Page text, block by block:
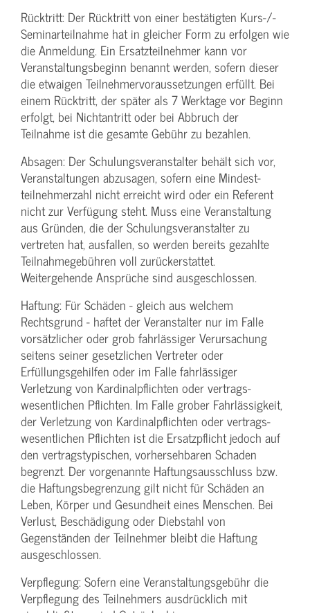
Rücktritt: Der Rücktritt von einer bestätigten Kurs-/­
Seminarteilnahme hat in gleicher Form zu erfolgen wie
die Anmeldung. Ein Ersatzteilnehmer kann vor
Veranstaltungs­beginn benannt werden, sofern dieser
die etwaigen Teilnehmer­voraussetzungen erfüllt. Bei
einem Rücktritt, der später als 7 Werktage vor Beginn
erfolgt, bei Nichtantritt oder bei Abbruch der
Teilnahme ist die gesamte Gebühr zu bezahlen.
Absagen: Der Schulungs­veranstalter behält sich vor,
Veranstaltungen abzusagen, sofern eine Mindest­
teilnehmerzahl nicht erreicht wird oder ein Referent
nicht zur Verfügung steht. Muss eine Veranstaltung
aus Gründen, die der Schulungs­veranstalter zu
vertreten hat, ausfallen, so werden bereits gezahlte
Teilnahme­gebühren voll zurückerstattet.
Weitergehende Ansprüche sind ausgeschlossen.
Haftung: Für Schäden - gleich aus welchem
Rechtsgrund - haftet der Veranstalter nur im Falle
vorsätzlicher oder grob fahrlässiger Verursachung
seitens seiner gesetzlichen Vertreter oder
Erfüllungsgehilfen oder im Falle fahrlässiger
Verletzung von Kardinalpflichten oder vertrags­
wesentlichen Pflichten. Im Falle grober Fahrlässigkeit,
der Verletzung von Kardinalpflichten oder vertrags­
wesentlichen Pflichten ist die Ersatzpflicht jedoch auf
den vertragstypischen, vorhersehbaren Schaden
begrenzt. Der vorgenannte Haftungs­ausschluss bzw.
die Haftungs­begrenzung gilt nicht für Schäden an
Leben, Körper und Gesundheit eines Menschen. Bei
Verlust, Beschädigung oder Diebstahl von
Gegenständen der Teilnehmer bleibt die Haftung
ausgeschlossen.
Verpflegung: Sofern eine Veranstaltungs­gebühr die
Verpflegung des Teilnehmers ausdrücklich mit